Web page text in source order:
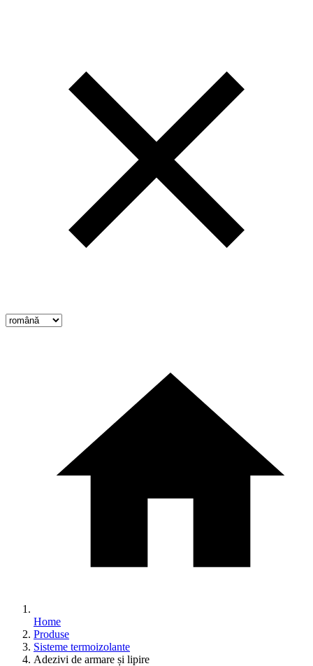
Home
Produse
Sisteme termoizolante
Adezivi de armare și lipire